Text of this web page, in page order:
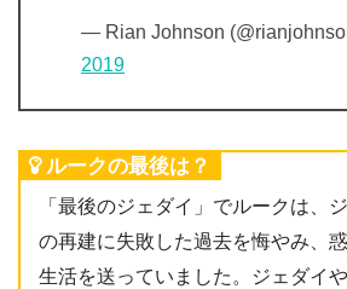
— Rian Johnson
2019
ルークの最後は？
「最後のジェダイ」でルークは、
の再建に失敗した過去を悔やみ、
生活を送っていました。ジェダイ